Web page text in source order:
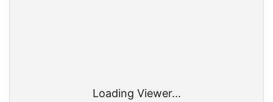
Loading Viewer...